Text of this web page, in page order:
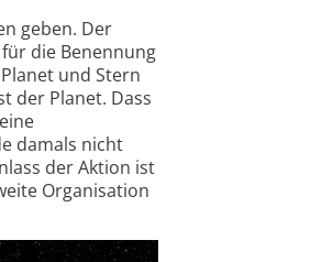
geben. Der
die Benennung
und Stern
der Planet. Dass
damals nicht
der Aktion ist
Organisation